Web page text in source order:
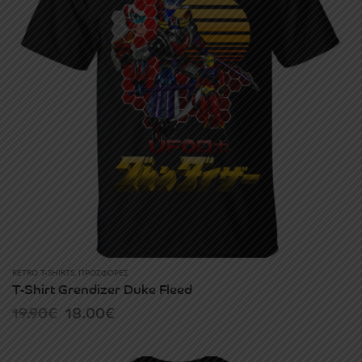
RETRO T-SHIRTS, ΠΡΟΣΦΟΡΈΣ
T-Shirt Grendizer Duke Fleed
19.90€ Original
18.00€